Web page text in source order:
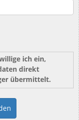
ich ein,
direkt
übermittelt.